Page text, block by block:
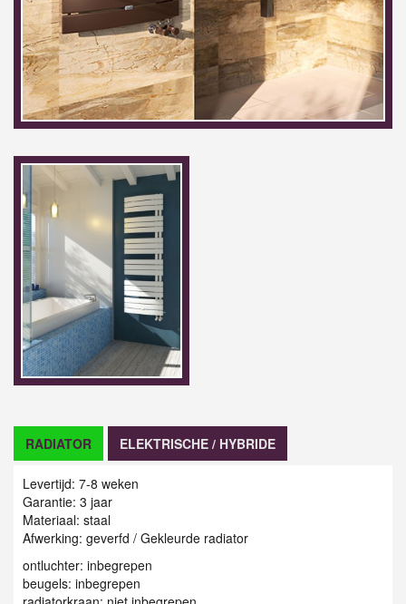
RADIATOR ELEKTRISCHE / HYBRIDE
Levertijd: 7-8 weken
Garantie: 3 jaar
Materiaal: staal
Afwerking: geverfd / Gekleurde radiator
ontluchter: inbegrepen
beugels: inbegrepen